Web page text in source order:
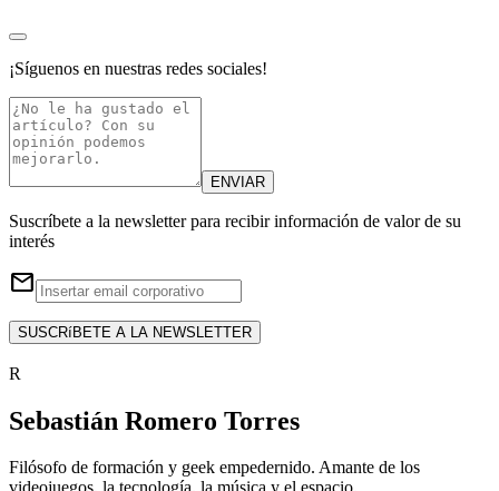
¡Síguenos en nuestras redes sociales!
ENVIAR
Suscríbete a la newsletter para recibir información de valor de su
interés
email
SUSCRíBETE A LA NEWSLETTER
R
Sebastián Romero Torres
Filósofo de formación y geek empedernido. Amante de los